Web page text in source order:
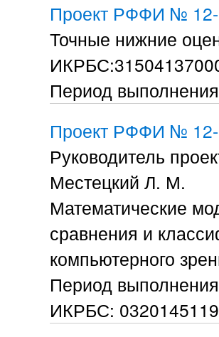
Проект РФФИ №
Точные нижние
Период
Проект РФФИ №
Руководитель
Местецкий Л. М.
Математические
сравнения и
компьютерного
Период
ИКРБС: